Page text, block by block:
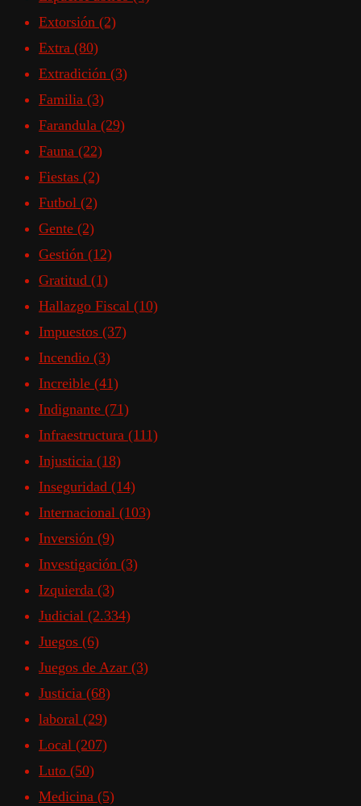
Extorsión (2)
Extra (80)
Extradición (3)
Familia (3)
Farandula (29)
Fauna (22)
Fiestas (2)
Futbol (2)
Gente (2)
Gestión (12)
Gratitud (1)
Hallazgo Fiscal (10)
Impuestos (37)
Incendio (3)
Increible (41)
Indignante (71)
Infraestructura (111)
Injusticia (18)
Inseguridad (14)
Internacional (103)
Inversión (9)
Investigación (3)
Izquierda (3)
Judicial (2.334)
Juegos (6)
Juegos de Azar (3)
Justicia (68)
laboral (29)
Local (207)
Luto (50)
Medicina (5)